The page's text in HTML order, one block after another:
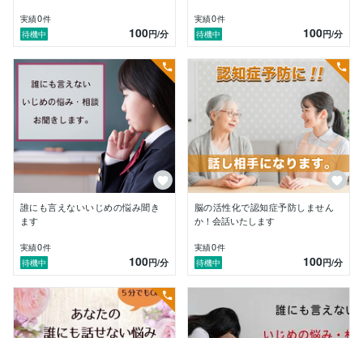
実績0件
待機中
100円/分
実績0件
待機中
100円/分
誰にも言えないいじめの悩み聞き
ます
実績0件
待機中
100円/分
脳の活性化で認知症予防しません
か！会話いたします
実績0件
待機中
100円/分